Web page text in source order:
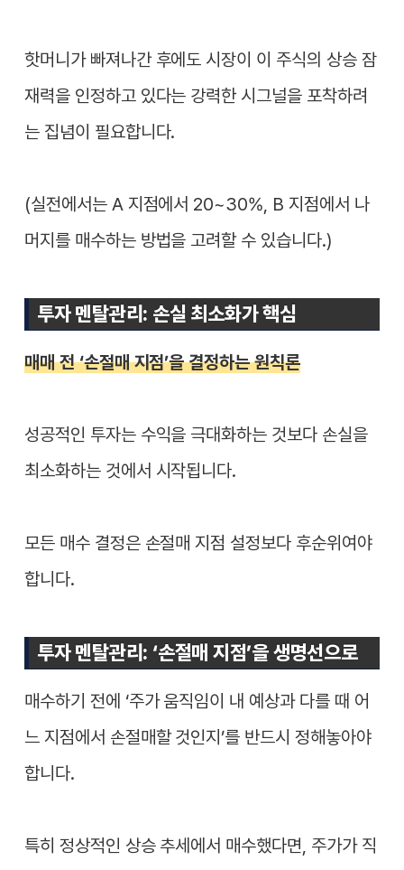
핫머니가 빠져나간 후에도 시장이 이 주식의 상승 잠
재력을 인정하고 있다는 강력한 시그널을 포착하려
는 집념이 필요합니다.
(실전에서는 A 지점에서 20~30%, B 지점에서 나
머지를 매수하는 방법을 고려할 수 있습니다.)
투자 멘탈관리: 손실 최소화가 핵심
매매 전 ‘손절매 지점’을 결정하는 원칙론
성공적인 투자는 수익을 극대화하는 것보다 손실을
최소화하는 것에서 시작됩니다.
모든 매수 결정은 손절매 지점 설정보다 후순위여야
합니다.
투자 멘탈관리: ‘손절매 지점’을 생명선으로
매수하기 전에 ‘주가 움직임이 내 예상과 다를 때 어
느 지점에서 손절매할 것인지’를 반드시 정해놓아야
합니다.
특히 정상적인 상승 추세에서 매수했다면, 주가가 직